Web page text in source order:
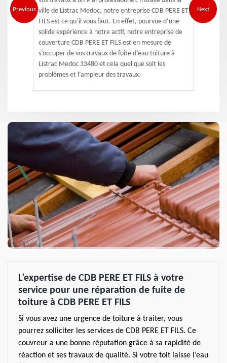
Previous ville de Listrac Medoc, notre entreprise CDB PERE ET
FILS est ce qu’il vous faut. En effet, pourvue d’une
solide expérience à notre actif, notre entreprise de
couverture CDB PERE ET FILS est en mesure de
s’occuper de vos travaux de fuite d’eau toiture à
Listrac Medoc 33480 et cela quel que soit les
problèmes et l’ampleur des travaux.
Next
L’expertise de CDB PERE ET FILS à votre
service pour une réparation de fuite de
toiture à CDB PERE ET FILS
Si vous avez une urgence de toiture à traiter, vous
pourrez solliciter les services de CDB PERE ET FILS. Ce
couvreur a une bonne réputation grâce à sa rapidité de
réaction et ses travaux de qualité. Si votre toit laisse l’eau